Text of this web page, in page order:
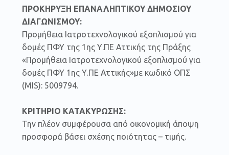
ΠΡΟΚΗΡΥΞΗ ΕΠΑΝΑΛΗΠΤΙΚΟΥ ΔΗΜΟΣΙΟΥ
ΔΙΑΓΩΝΙΣΜΟΥ:
Προμήθεια Ιατροτεχνολογικού εξοπλισμού για
δομές ΠΦΥ της 1ης Υ.ΠΕ Αττικής της Πράξης
«Προμήθεια Ιατροτεχνολογικού εξοπλισμού για
δομές ΠΦΥ 1ης Υ.ΠΕ Αττικής»με κωδικό ΟΠΣ
(MIS): 5009794.
ΚΡΙΤΗΡΙΟ ΚΑΤΑΚΥΡΩΣΗΣ:
Την πλέον συμφέρουσα από οικονομική άποψη
προσφορά βάσει σχέσης ποιότητας – τιμής.